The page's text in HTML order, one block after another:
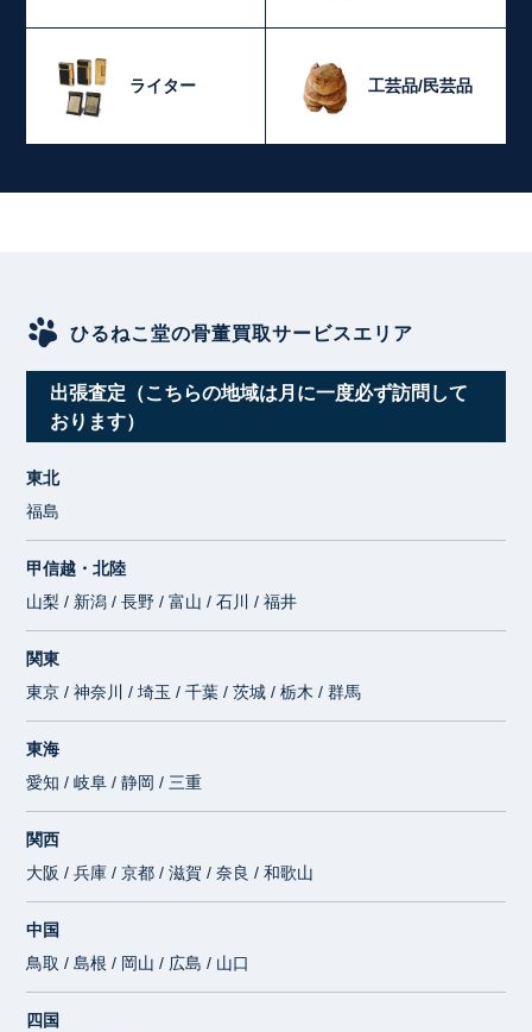
ライター 工芸品/民芸品
ひるねこ堂の骨董買取サービスエリア
出張査定（こちらの地域は月に一度必ず訪問して
おります）
東北
福島
甲信越・北陸
山梨 / 新潟 / 長野 / 富山 / 石川 / 福井
関東
東京 / 神奈川 / 埼玉 / 千葉 / 茨城 / 栃木 / 群馬
東海
愛知 / 岐阜 / 静岡 / 三重
関西
大阪 / 兵庫 / 京都 / 滋賀 / 奈良 / 和歌山
中国
鳥取 / 島根 / 岡山 / 広島 / 山口
四国